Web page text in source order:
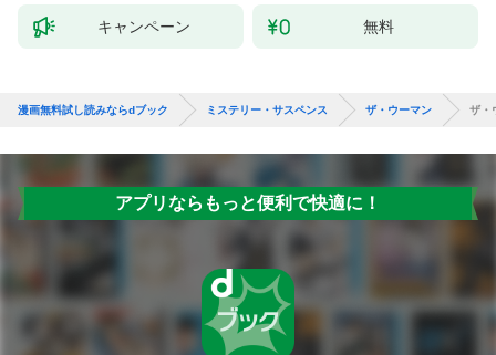
キャンペーン 無料
漫画無料試し読みならdブック ミステリー・サスペンス ザ・ウーマン ザ・
アプリならもっと便利で快適に！